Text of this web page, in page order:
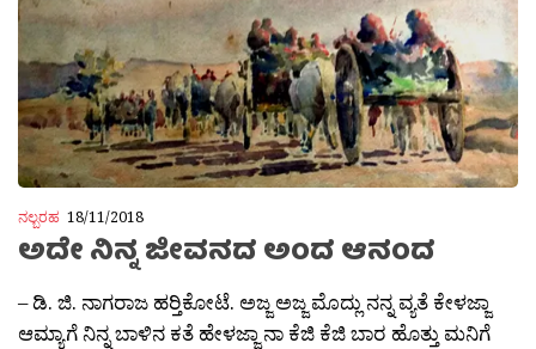
ನಲ್ಬರಹ 18/11/2018
ಅದೇ ನಿನ್ನ ಜೀವನದ ಅಂದ ಆನಂದ
– ಡಿ. ಜಿ. ನಾಗರಾಜ ಹರ‍್ತಿಕೋಟೆ. ಅಜ್ಜ ಅಜ್ಜ ಮೊದ್ಲು ನನ್ನ ವ್ಯತೆ ಕೇಳಜ್ಜಾ
ಆಮ್ಯಾಗೆ ನಿನ್ನ ಬಾಳಿನ ಕತೆ ಹೇಳಜ್ಜಾ ನಾ ಕೆಜಿ ಕೆಜಿ ಬಾರ ಹೊತ್ತು ಮನಿಗೆ